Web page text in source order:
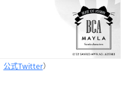
公式Twitter）